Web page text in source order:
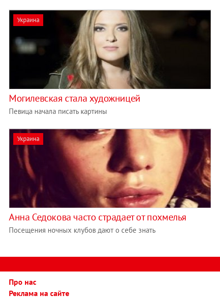
Украина
Могилевская стала художницей
Певица начала писать картины
Украина
Анна Седокова часто страдает от похмелья
Посещения ночных клубов дают о себе знать
Про нас
Реклама на сайте